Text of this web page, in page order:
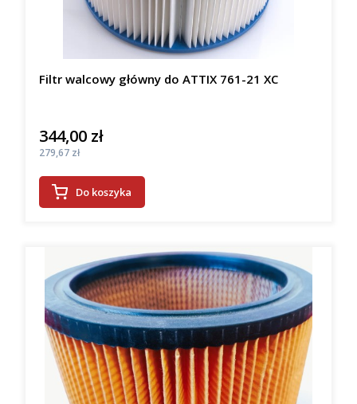
Filtr walcowy główny do ATTIX 761-21 XC
Cena
344,00 zł
Cena
279,67 zł
Do koszyka